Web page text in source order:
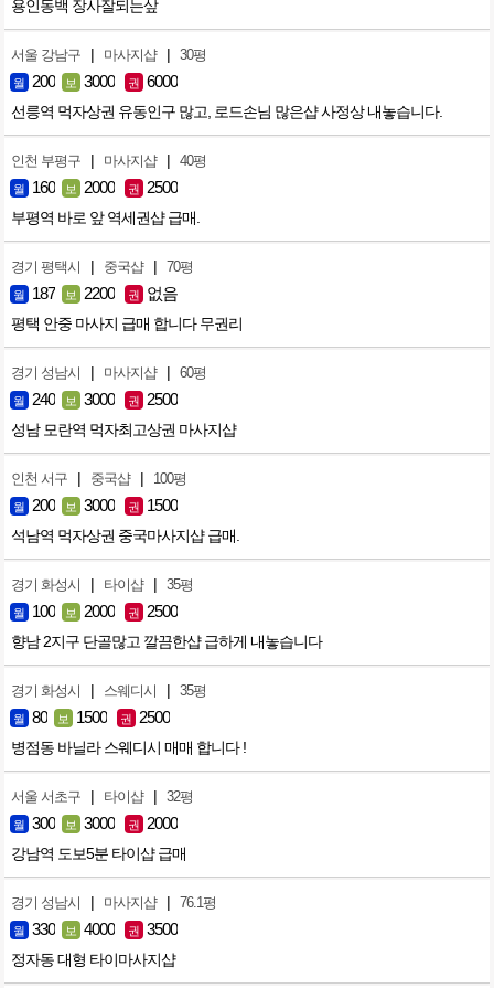
용인동백 장사잘되는샆
서울 강남구 | 마사지샵 | 30평
월 200 보 3000 권 6000
선릉역 먹자상권 유동인구 많고, 로드손님 많은샵 사정상 내놓습니다.
인천 부평구 | 마사지샵 | 40평
월 160 보 2000 권 2500
부평역 바로 앞 역세권샵 급매.
경기 평택시 | 중국샵 | 70평
월 187 보 2200 권 없음
평택 안중 마사지 급매 합니다 무권리
경기 성남시 | 마사지샵 | 60평
월 240 보 3000 권 2500
성남 모란역 먹자최고상권 마사지샵
인천 서구 | 중국샵 | 100평
월 200 보 3000 권 1500
석남역 먹자상권 중국마사지샵 급매.
경기 화성시 | 타이샵 | 35평
월 100 보 2000 권 2500
향남 2지구 단골많고 깔끔한샵 급하게 내놓습니다
경기 화성시 | 스웨디시 | 35평
월 80 보 1500 권 2500
병점동 바닐라 스웨디시 매매 합니다 !
서울 서초구 | 타이샵 | 32평
월 300 보 3000 권 2000
강남역 도보5분 타이샵 급매
경기 성남시 | 마사지샵 | 76.1평
월 330 보 4000 권 3500
정자동 대형 타이마사지샵